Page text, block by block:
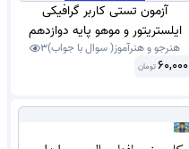
آزمون تستی کاربر گرافیکی
ایلستریتور و موهو پایه دوازدهم
تولید محتوا شاخه کاردانش خرداد
1403 با جواب .
هنرجو و هنرآموز( سوال با جواب)3
60,000 تومان